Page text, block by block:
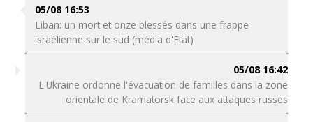
05/08 16:53
Liban: un mort et onze blessés dans une frappe
israélienne sur le sud (média d'Etat)
05/08 16:42
L'Ukraine ordonne l'évacuation de familles dans la zone
orientale de Kramatorsk face aux attaques russes